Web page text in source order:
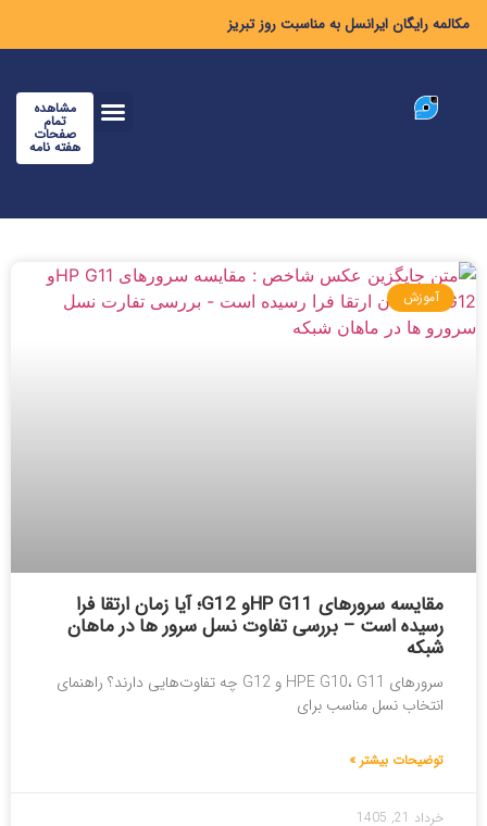
مکالمه رایگان ایرانسل به مناسبت روز تبریز
مشاهده
تمام
صفحات
هفته نامه
آموزش
مقایسه سرورهای HP G11و G12؛ آیا زمان ارتقا فرا
رسیده است – بررسی تفاوت نسل سرور ها در ماهان
شبکه
سرورهای HPE G10، G11 و G12 چه تفاوت‌هایی دارند؟ راهنمای
انتخاب نسل مناسب برای
توضیحات بیشتر »
خرداد 21, 1405